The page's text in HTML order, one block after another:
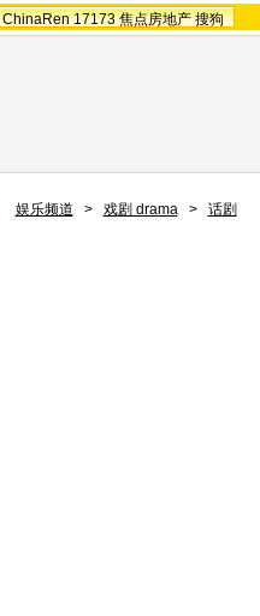
ChinaRen 17173 焦点房地产 搜狗
娱乐频道 > 戏剧 drama > 话剧